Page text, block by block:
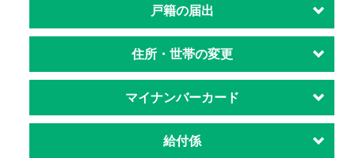
戸籍の届出
住所・世帯の変更
マイナンバーカード
給付係